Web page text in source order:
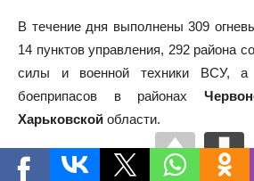
В течение дня выполнены 309
14 пунктов управления, 292 района
силы и военной техники ВСУ, а
боеприпасов в районах
Харьковской области.
Российскими средствами